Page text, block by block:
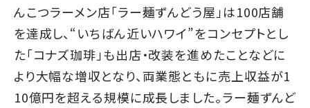
んこつラーメン店「ラー麺ずんどう屋」は100店舗
を達成し、“いちばん近いハワイ”をコンセプトとし
た「コナズ珈琲」も出店・改装を進めたことなどに
より大幅な増収となり、両業態ともに売上収益が1
10億円を超える規模に成長しました。ラー麺ずんど